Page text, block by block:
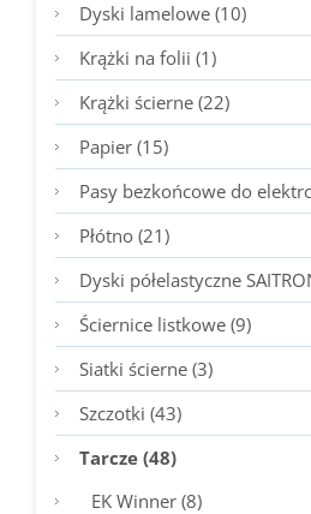
Dyski lamelowe (10)
Krążki na folii (1)
Krążki ścierne (22)
Papier (15)
Pasy bezkońcowe do
Płótno (21)
Dyski półelastyczne
Ściernice listkowe (9)
Siatki ścierne (3)
Szczotki (43)
Tarcze (48)
EK Winner (8)